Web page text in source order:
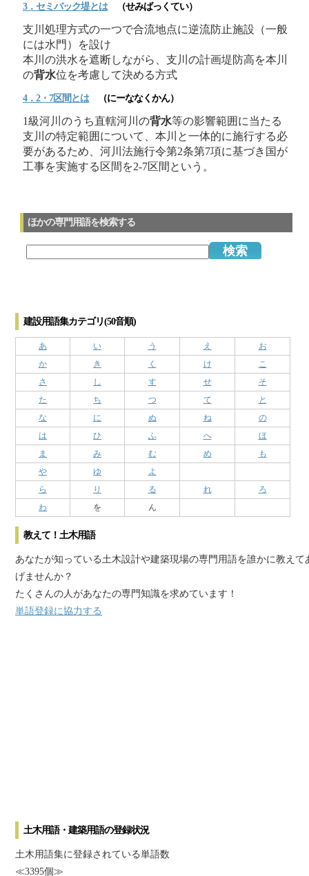
3．セミバック堤とは（せみばっくてい）
支川処理方式の一つで合流地点に逆流防止施設（一般
には水門）を設け
本川の洪水を遮断しながら、支川の計画堤防高を本川
の背水位を考慮して決める方式
4．2・7区間とは（にーななくかん）
1級河川のうち直轄河川の背水等の影響範囲に当たる
支川の特定範囲について、本川と一体的に施行する必
要があるため、河川法施行令第2条第7項に基づき国が
工事を実施する区間を2-7区間という。
ほかの専門用語を検索する
建設用語集カテゴリ(50音順)
あ い う え
お
か
き く け
こ
さ
し す せ
そ
た
ち つ て
と
な
に ぬ ね
の
は
ひ ふ へ
ほ
ま
み む め
も
や
ゆ
よ
ら
り る れ
ろ
わ
を ん
教えて！土木用語
あなたが知っている土木設計や建築現場の専門用語を誰かに教えて
げませんか？
たくさんの人があなたの専門知識を求めています！
単語登録に協力する
土木用語・建築用語の登録状況
土木用語集に登録されている単語数
≪3395個≫